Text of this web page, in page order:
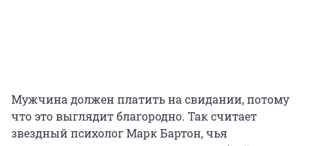
Мужчина должен платить на свидании, потому
что это выглядит благородно. Так считает
звездный психолог Марк Бартон, чья